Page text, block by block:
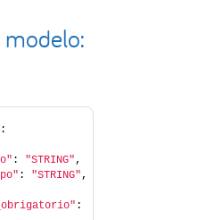
: "STRING",
: "STRING",